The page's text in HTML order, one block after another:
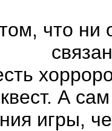
что ни
А
игры,